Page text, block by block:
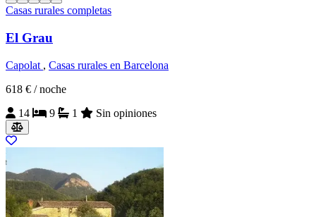
Casas rurales completas
El Grau
Capolat , Casas rurales en Barcelona
618 € / noche
14
9 1 Sin opiniones